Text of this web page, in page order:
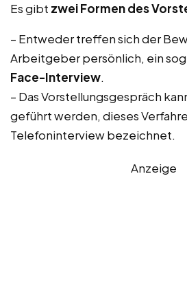
Es gibt zwei Formen des
– Entweder treffen sich der
Arbeitgeber persönlich, ein
Face-Interview.
– Das Vorstellungsgespräch
geführt werden, dieses
Telefoninterview bezeichnet.
Anzeige